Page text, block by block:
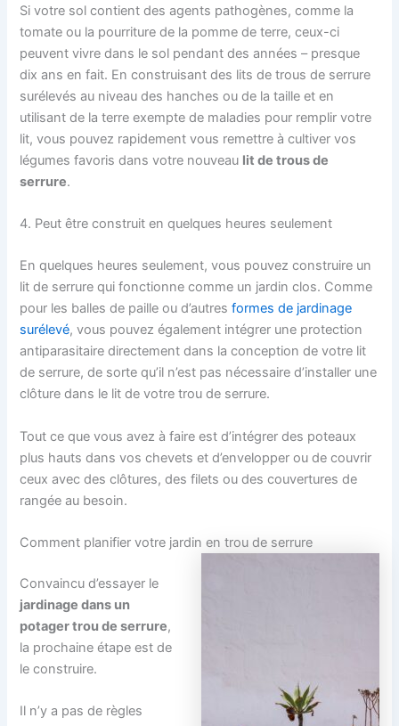
Si votre sol contient des agents pathogènes, comme la
tomate ou la pourriture de la pomme de terre, ceux-ci
peuvent vivre dans le sol pendant des années – presque
dix ans en fait. En construisant des lits de trous de serrure
surélevés au niveau des hanches ou de la taille et en
utilisant de la terre exempte de maladies pour remplir votre
lit, vous pouvez rapidement vous remettre à cultiver vos
légumes favoris dans votre nouveau lit de trous de
serrure.
4. Peut être construit en quelques heures seulement
En quelques heures seulement, vous pouvez construire un
lit de serrure qui fonctionne comme un jardin clos. Comme
pour les balles de paille ou d’autresformes de jardinage
surélevé, vous pouvez également intégrer une protection
antiparasitaire directement dans la conception de votre lit
de serrure, de sorte qu’il n’est pas nécessaire d’installer une
clôture dans le lit de votre trou de serrure.
Tout ce que vous avez à faire est d’intégrer des poteaux
plus hauts dans vos chevets et d’envelopper ou de couvrir
ceux avec des clôtures, des filets ou des couvertures de
rangée au besoin.
Comment planifier votre jardin en trou de serrure
Convaincu d’essayer le
jardinage dans un
potager trou de serrure,
la prochaine étape est de
le construire.
Il n’y a pas de règles